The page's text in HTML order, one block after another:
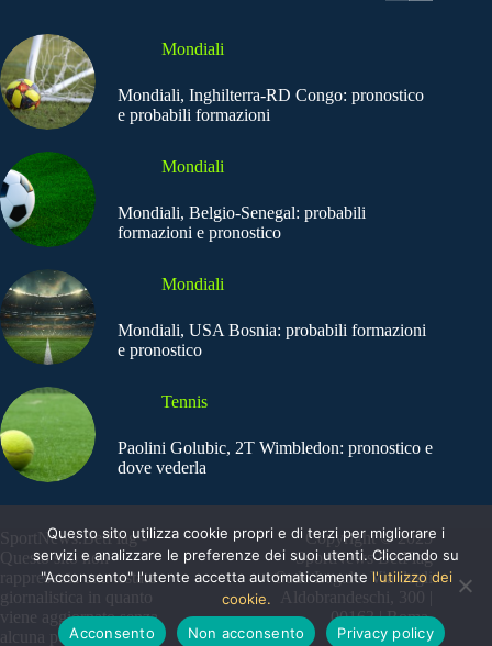
Mondiali
Mondiali, Inghilterra-RD Congo: pronostico
e probabili formazioni
Mondiali
Mondiali, Belgio-Senegal: probabili
formazioni e pronostico
Mondiali
Mondiali, USA Bosnia: probabili formazioni
e pronostico
Tennis
Paolini Golubic, 2T Wimbledon: pronostico e
dove vederla
SportNews.BetFlag -
Questo sito non
rappresenta una testata
giornalistica in quanto
viene aggiornato senza
alcuna periodicità
Copyright © 2025
SportNews BetFlag
Sede Legale: Via degli
Aldobrandeschi, 300 |
00163 | Roma
Questo sito utilizza cookie propri e di terzi per migliorare i
servizi e analizzare le preferenze dei suoi utenti. Cliccando su
"Acconsento" l'utente accetta automaticamente l'utilizzo dei
cookie.
Acconsento
Non acconsento Privacy policy